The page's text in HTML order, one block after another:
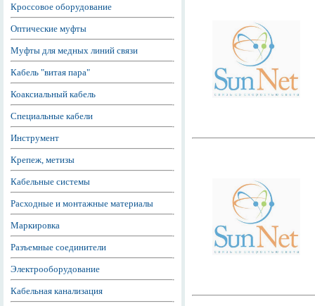
Кроссовое оборудование
Оптические муфты
Муфты для медных линий связи
Кабель "витая пара"
Коаксиальный кабель
Специальные кабели
Инструмент
Крепеж, метизы
Кабельные системы
Расходные и монтажные материалы
Маркировка
Разъемные соединители
Электрооборудование
Кабельная канализация